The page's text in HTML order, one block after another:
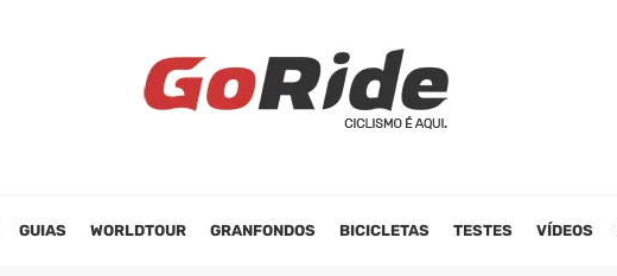
GUIAS WORLDTOUR GRANFONDOS BICICLETAS TESTES VÍDEOS